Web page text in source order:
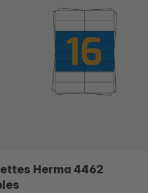
Herma 4462